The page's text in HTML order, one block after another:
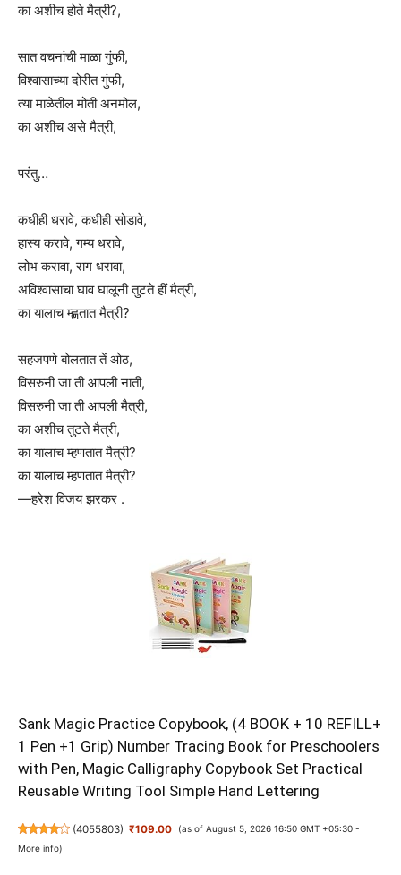
का अशीच होते मैत्री?,
सात वचनांची माळा गुंफी,
विश्वासाच्या दोरीत गुंफी,
त्या माळेतील मोती अनमोल,
का अशीच असे मैत्री,
परंतु…
कधीही धरावे, कधीही सोडावे,
हास्य करावे, गम्य धरावे,
लोभ करावा, राग धरावा,
अविश्वासाचा घाव घालूनी तुटते हीं मैत्री,
का यालाच म्ह्णतात मैत्री?
सहजपणे बोलतात तें ओठ,
विसरुनी जा ती आपली नाती,
विसरुनी जा ती आपली मैत्री,
का अशीच तुटते मैत्री,
का यालाच म्हणतात मैत्री?
का यालाच म्हणतात मैत्री?
—हरेश विजय झरकर .
Sank Magic Practice Copybook, (4 BOOK + 10 REFILL+
1 Pen +1 Grip) Number Tracing Book for Preschoolers
with Pen, Magic Calligraphy Copybook Set Practical
Reusable Writing Tool Simple Hand Lettering
(4055803) ₹109.00
(as of August 5, 2026 16:50 GMT +05:30 -
More info)